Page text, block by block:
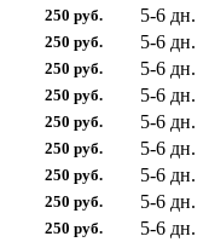
250 руб. 5-6 дн.
250 руб. 5-6 дн.
250 руб. 5-6 дн.
250 руб. 5-6 дн.
250 руб. 5-6 дн.
250 руб. 5-6 дн.
250 руб. 5-6 дн.
250 руб. 5-6 дн.
250 руб. 5-6 дн.